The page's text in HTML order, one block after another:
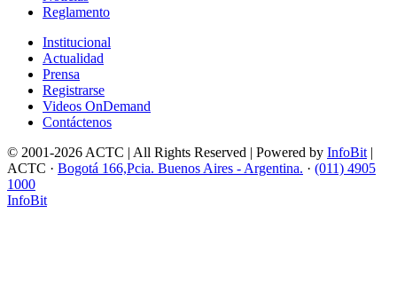
Reglamento
Institucional
Actualidad
Prensa
Registrarse
Videos OnDemand
Contáctenos
© 2001-2026 ACTC | All Rights Reserved | Powered by InfoBit|
ACTC · Bogotá 166,Pcia. Buenos Aires - Argentina. · (011) 4905
1000
InfoBit